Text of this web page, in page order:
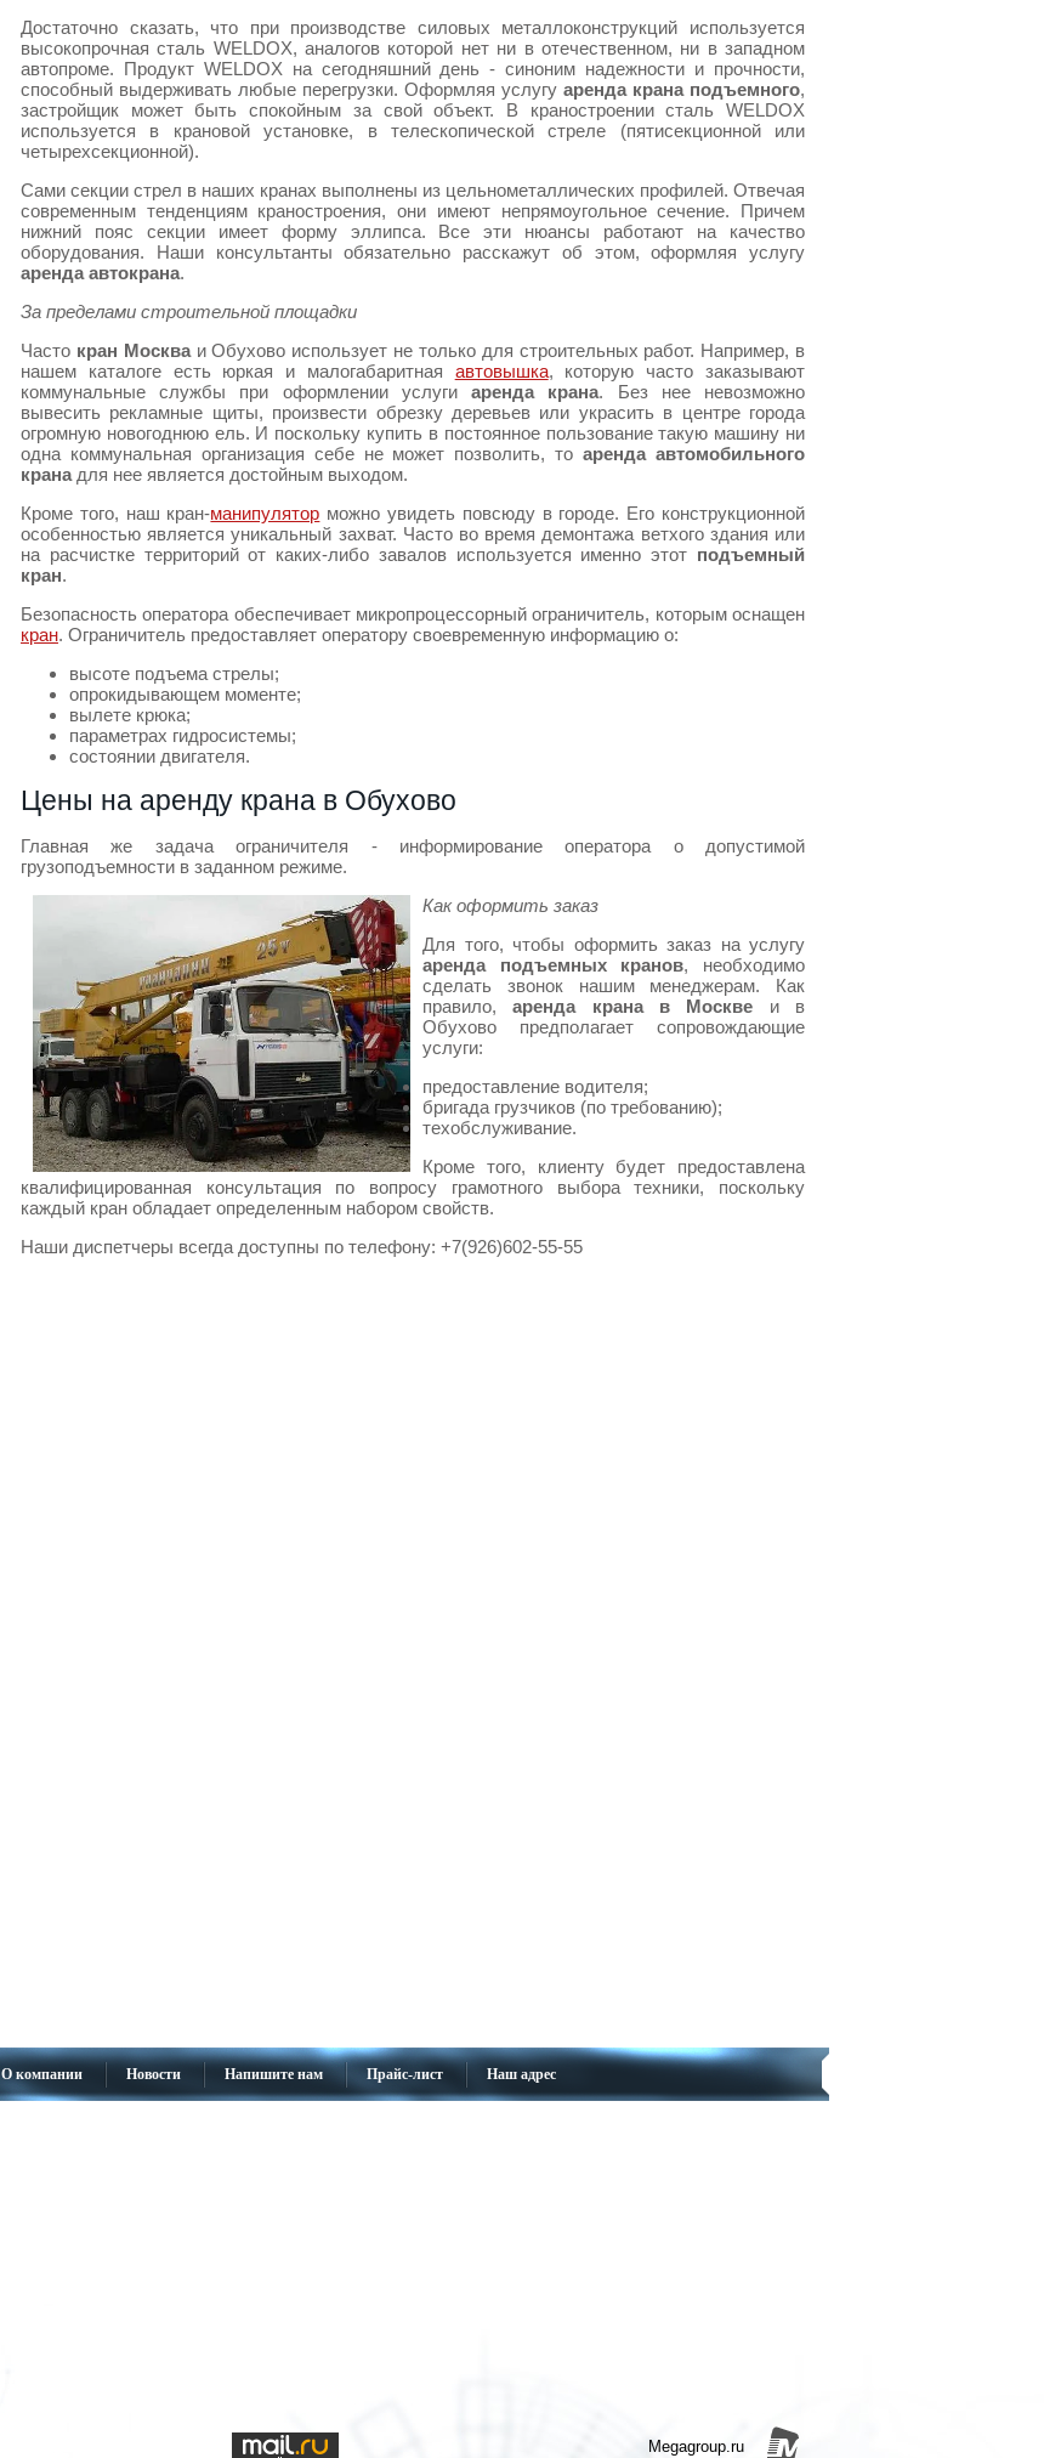
Достаточно сказать, что при производстве силовых металлоконструкций используется
высокопрочная сталь WELDOX, аналогов которой нет ни в отечественном, ни в западном
автопроме. Продукт WELDOX на сегодняшний день - синоним надежности и прочности,
способный выдерживать любые перегрузки. Оформляя услугу аренда крана подъемного,
застройщик может быть спокойным за свой объект. В краностроении сталь WELDOX
используется в крановой установке, в телескопической стреле (пятисекционной или
четырехсекционной).
Сами секции стрел в наших кранах выполнены из цельнометаллических профилей. Отвечая
современным тенденциям краностроения, они имеют непрямоугольное сечение. Причем
нижний пояс секции имеет форму эллипса. Все эти нюансы работают на качество
оборудования. Наши консультанты обязательно расскажут об этом, оформляя услугу
аренда автокрана.
За пределами строительной площадки
Часто кран Москваи Обухово использует не только для строительных работ. Например, в
нашем каталоге есть юркая и малогабаритная автовышка, которую часто заказывают
коммунальные службы при оформлении услугиаренда крана. Без нее невозможно
вывесить рекламные щиты, произвести обрезку деревьев или украсить в центре города
огромную новогоднюю ель. И поскольку купить в постоянное пользование такую машину ни
одна коммунальная организация себе не может позволить, тоаренда автомобильного
крана для нее является достойным выходом.
Кроме того, наш кран-манипулятор можно увидеть повсюду в городе. Его конструкционной
особенностью является уникальный захват. Часто во время демонтажа ветхого здания или
на расчистке территорий от каких-либо завалов используется именно этот подъемный
кран.
Безопасность оператора обеспечивает микропроцессорный ограничитель, которым оснащен
кран. Ограничитель предоставляет оператору своевременную информацию о:
высоте подъема стрелы;
опрокидывающем моменте;
вылете крюка;
параметрах гидросистемы;
состоянии двигателя.
Цены на аренду крана в Обухово
Главная же задача ограничителя - информирование оператора о допустимой
грузоподъемности в заданном режиме.
Как оформить заказ
Для того, чтобы оформить заказ на услугу
аренда подъемных кранов, необходимо
сделать звонок нашим менеджерам. Как
правило,аренда крана в Москве и в
Обухово предполагает сопровождающие
услуги:
предоставление водителя;
бригада грузчиков (по требованию);
техобслуживание.
Кроме того, клиенту будет предоставлена
квалифицированная консультация по вопросу грамотного выбора техники, поскольку
каждый кран обладает определенным набором свойств.
Наши диспетчеры всегда доступны по телефону: +7(926)602-55-55
О компании Новости Напишите нам Прайс-лист Наш адрес
Megagroup.ru